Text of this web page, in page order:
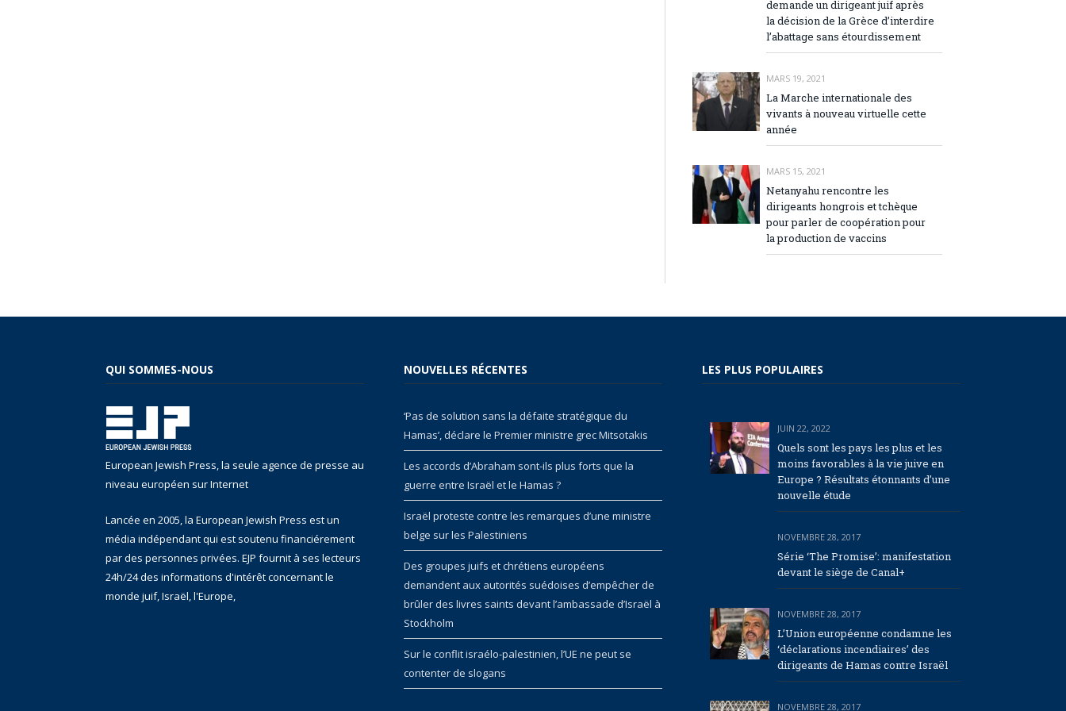
demande un dirigeant juif après
la décision de la Grèce d’interdire
l’abattage sans étourdissement
MARS 19, 2021
La Marche internationale des
vivants à nouveau virtuelle cette
année
MARS 15, 2021
Netanyahu rencontre les
dirigeants hongrois et tchèque
pour parler de coopération pour
la production de vaccins
QUI SOMMES-NOUS
European Jewish Press, la seule agence de presse au
niveau européen sur Internet
Lancée en 2005, la European Jewish Press est un
média indépendant qui est soutenu financiérement
par des personnes privées. EJP fournit à ses lecteurs
24h/24 des informations d'intérêt concernant le
monde juif, Israël, l'Europe,
NOUVELLES RÉCENTES
‘Pas de solution sans la défaite stratégique du
Hamas’, déclare le Premier ministre grec Mitsotakis
Les accords d’Abraham sont-ils plus forts que la
guerre entre Israël et le Hamas ?
Israël proteste contre les remarques d’une ministre
belge sur les Palestiniens
Des groupes juifs et chrétiens européens
demandent aux autorités suédoises d’empêcher de
brûler des livres saints devant l’ambassade d’Israël à
Stockholm
Sur le conflit israélo-palestinien, l’UE ne peut se
contenter de slogans
LES PLUS POPULAIRES
JUIN 22, 2022
Quels sont les pays les plus et les
moins favorables à la vie juive en
Europe ? Résultats étonnants d’une
nouvelle étude
NOVEMBRE 28, 2017
Série ‘The Promise’: manifestation
devant le siège de Canal+
NOVEMBRE 28, 2017
L’Union européenne condamne les
‘déclarations incendiaires’ des
dirigeants de Hamas contre Israël
NOVEMBRE 28, 2017